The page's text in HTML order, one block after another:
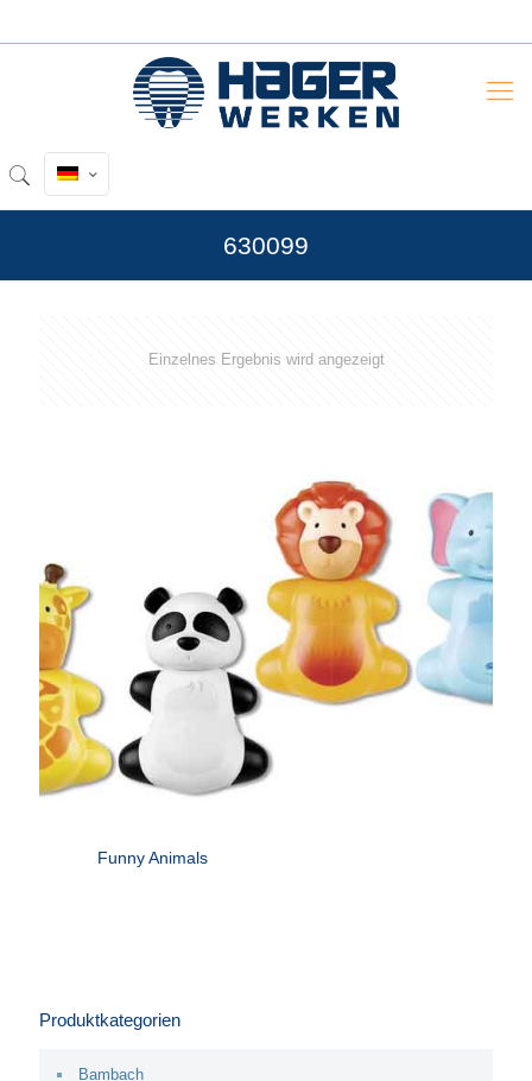
630099
Einzelnes Ergebnis wird angezeigt
Funny Animals
Produktkategorien
Bambach